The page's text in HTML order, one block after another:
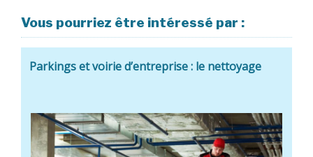
Vous pourriez être intéressé par :
Parkings et voirie d’entreprise : le nettoyage